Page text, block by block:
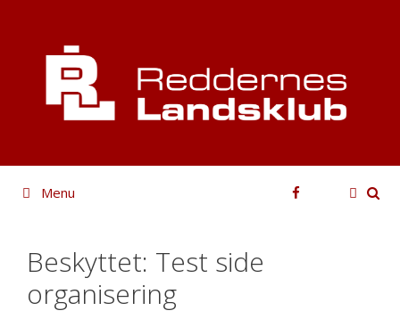
indhold
Facebook
Menu
Beskyttet: Test side
organisering